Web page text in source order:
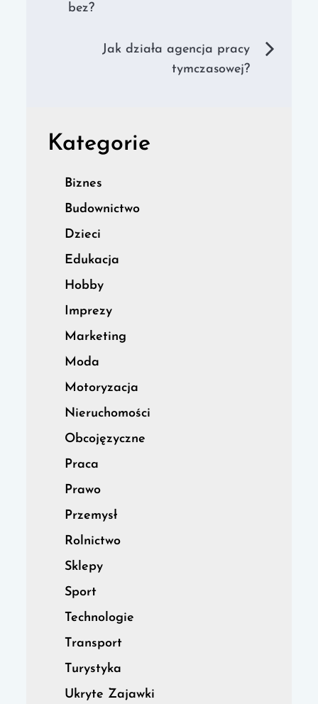
bez?
Jak działa agencja pracy
tymczasowej?
Kategorie
Biznes
Budownictwo
Dzieci
Edukacja
Hobby
Imprezy
Marketing
Moda
Motoryzacja
Nieruchomości
Obcojęzyczne
Praca
Prawo
Przemysł
Rolnictwo
Sklepy
Sport
Technologie
Transport
Turystyka
Ukryte Zajawki